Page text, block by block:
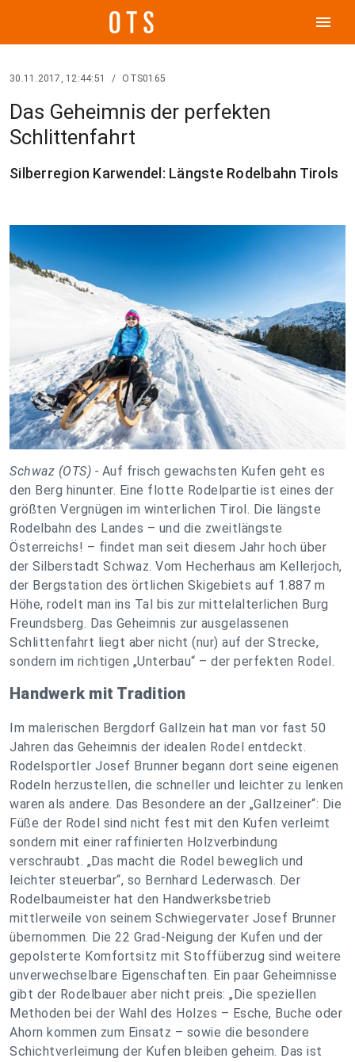
menu
30.11.2017, 12:44:51 / OTS0165
Das Geheimnis der perfekten
Schlittenfahrt
Silberregion Karwendel: Längste Rodelbahn Tirols
Schwaz (OTS) - Auf frisch gewachsten Kufen geht es
den Berg hinunter. Eine flotte Rodelpartie ist eines der
größten Vergnügen im winterlichen Tirol. Die längste
Rodelbahn des Landes – und die zweitlängste
Österreichs! – findet man seit diesem Jahr hoch über
der Silberstadt Schwaz. Vom Hecherhaus am Kellerjoch,
der Bergstation des örtlichen Skigebiets auf 1.887 m
Höhe, rodelt man ins Tal bis zur mittelalterlichen Burg
Freundsberg. Das Geheimnis zur ausgelassenen
Schlittenfahrt liegt aber nicht (nur) auf der Strecke,
sondern im richtigen „Unterbau“ – der perfekten Rodel.
Handwerk mit Tradition
Im malerischen Bergdorf Gallzein hat man vor fast 50
Jahren das Geheimnis der idealen Rodel entdeckt.
Rodelsportler Josef Brunner begann dort seine eigenen
Rodeln herzustellen, die schneller und leichter zu lenken
waren als andere. Das Besondere an der „Gallzeiner“: Die
Füße der Rodel sind nicht fest mit den Kufen verleimt
sondern mit einer raffinierten Holzverbindung
verschraubt. „Das macht die Rodel beweglich und
leichter steuerbar“, so Bernhard Lederwasch. Der
Rodelbaumeister hat den Handwerksbetrieb
mittlerweile von seinem Schwiegervater Josef Brunner
übernommen. Die 22 Grad-Neigung der Kufen und der
gepolsterte Komfortsitz mit Stoffüberzug sind weitere
unverwechselbare Eigenschaften. Ein paar Geheimnisse
gibt der Rodelbauer aber nicht preis: „Die speziellen
Methoden bei der Wahl des Holzes – Esche, Buche oder
Ahorn kommen zum Einsatz – sowie die besondere
Schichtverleimung der Kufen bleiben geheim. Das ist